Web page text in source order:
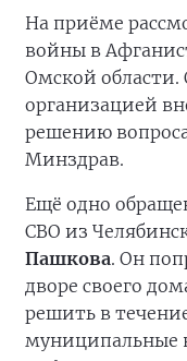
На приёме
войны в
Омской области.
организацией
решению
Минздрав.
Ещё одно
СВО из
Пашкова. Он
дворе своего
решить в
муниципальные